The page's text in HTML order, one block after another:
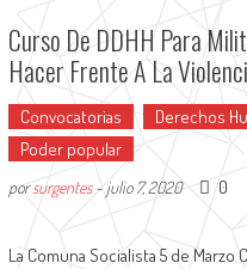
Curso De DDHH Para
Hacer Frente A La
Convocatorias Derechos
Poder popular
porsurgentes- julio 7, 2020 0
La Comuna Socialista 5 de